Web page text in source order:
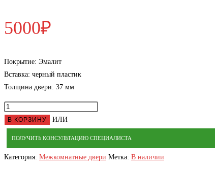
5000₽
Покрытие: Эмалит
Вставка: черный пластик
Толщина двери: 37 мм
Количество
товара
Двекрон
В КОРЗИНУ ИЛИ
ПОЛУЧИТЬ КОНСУЛЬТАЦИЮ СПЕЦИАЛИСТА
Категория: Межкомнатные двери Метка: В наличии